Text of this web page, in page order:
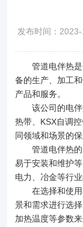
发布时间：
管道电伴热是
备的生产、加工
产品和服务。
该公司的电伴
热带、KSX自调
同领域和场景的保
管道电伴热的
易于安装和维护
电力、冶金等行
在选择和使用
景和需求进行选
加热温度等参数